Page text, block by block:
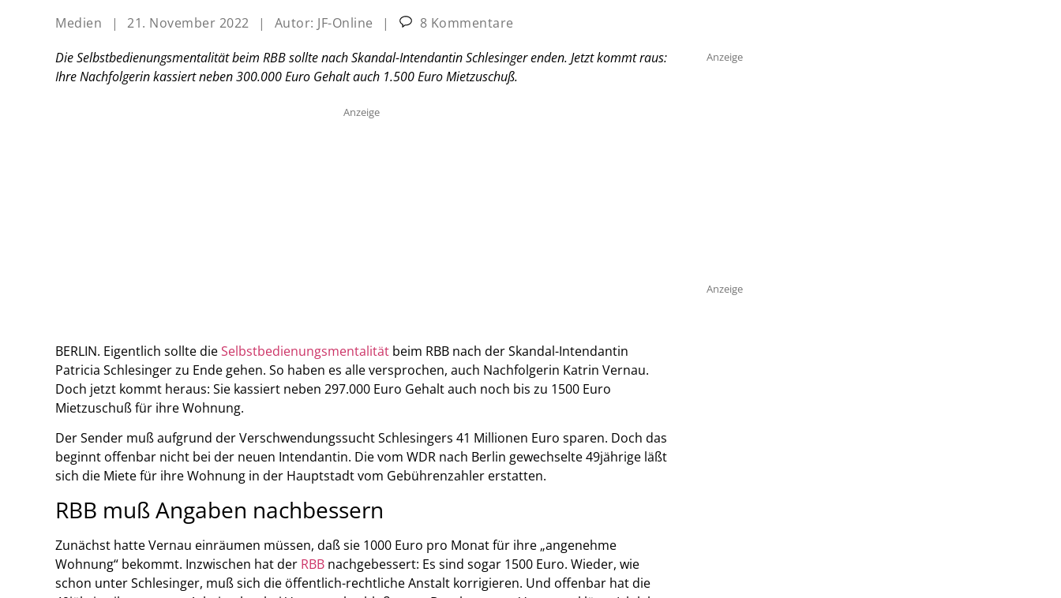
Medien | 21. November 2022 | Autor: JF-Online |
8 Kommentare
Die Selbstbedienungsmentalität beim RBB sollte nach Skandal-Intendantin Schlesinger enden. Jetzt kommt raus:
Ihre Nachfolgerin kassiert neben 300.000 Euro Gehalt auch 1.500 Euro Mietzuschuß.
Anzeige
BERLIN. Eigentlich sollte dieSelbstbedienungsmentalität beim RBB nach der Skandal-Intendantin
Patricia Schlesinger zu Ende gehen. So haben es alle versprochen, auch Nachfolgerin Katrin Vernau.
Doch jetzt kommt heraus: Sie kassiert neben 297.000 Euro Gehalt auch noch bis zu 1500 Euro
Mietzuschuß für ihre Wohnung.
Der Sender muß aufgrund der Verschwendungssucht Schlesingers 41 Millionen Euro sparen. Doch das
beginnt offenbar nicht bei der neuen Intendantin. Die vom WDR nach Berlin gewechselte 49jährige läßt
sich die Miete für ihre Wohnung in der Hauptstadt vom Gebührenzahler erstatten.
RBB muß Angaben nachbessern
Zunächst hatte Vernau einräumen müssen, daß sie 1000 Euro pro Monat für ihre „angenehme
Wohnung“ bekommt. Inzwischen hat der RBB nachgebessert: Es sind sogar 1500 Euro. Wieder, wie
schon unter Schlesinger, muß sich die öffentlich-rechtliche Anstalt korrigieren. Und offenbar hat die
Anzeige
Anzeige